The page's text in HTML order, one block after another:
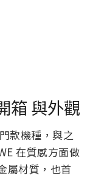
箱 與外觀
款機種，與之
在質感方面做
屬材質，也首